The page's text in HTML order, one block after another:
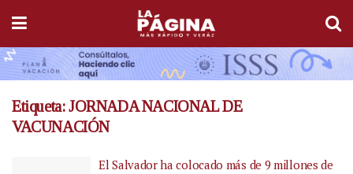
Etiqueta:JORNADA NACIONAL DE
VACUNACIÓN
El Salvador ha colocado más de 9 millones de